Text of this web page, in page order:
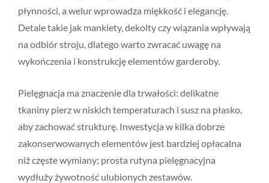
płynności, a welur wprowadza miękkość i elegancję.
Detale takie jak mankiety, dekolty czy wiązania wpływają
na odbiór stroju, dlatego warto zwracać uwagę na
wykończenia i konstrukcję elementów garderoby.
Pielęgnacja ma znaczenie dla trwałości: delikatne
tkaniny pierz w niskich temperaturach i susz na płasko,
aby zachować strukturę. Inwestycja w kilka dobrze
zakonserwowanych elementów jest bardziej opłacalna
niż częste wymiany; prosta rutyna pielęgnacyjna
wydłuży żywotność ulubionych zestawów.